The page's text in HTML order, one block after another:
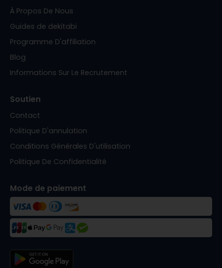
À Propos De Nous
Guides de dekitabi
Programme D'affiliation
Blog
Informations Sur Le Recrutement
Soutien
Contact
Politique D'annulation
Conditions Générales D'utilisation
Politique De Confidentialité
Mode de paiement